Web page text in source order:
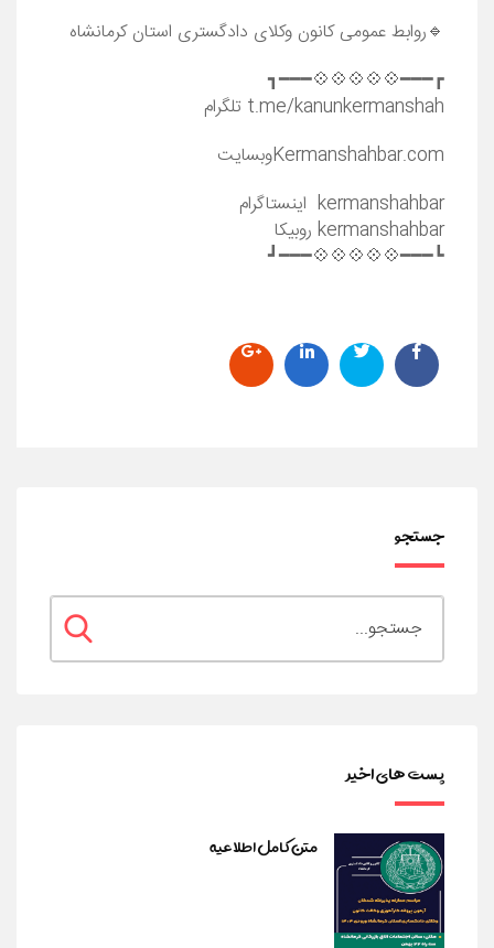
🔹روابط عمومی کانون وکلای دادگستری استان کرمانشاه
┏━━━💠💠💠💠💠━━━┓
t.me/kanunkermanshah تلگرام
Kermanshahbar.comوبسایت
kermanshahbar اینستاگرام
kermanshahbar روبیکا
┗━━━💠💠💠💠💠━━━┛
جستجو
پست های اخیر
متن کامل اطلاعیه